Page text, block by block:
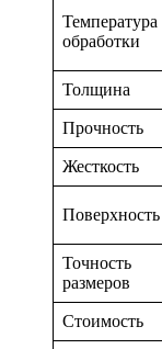
Температура
обработки
Толщина
Прочность
Жесткость
Поверхность
Точность
размеров
Стоимость